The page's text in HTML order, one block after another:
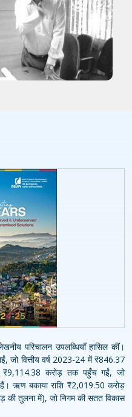
परिचालन उपलब्धियाँ हासिल कीं।
जो वित्तीय वर्ष 2023-24 में ₹846.37
₹9,114.38 करोड़ तक पहुँच गईं, जो
ऋण बकाया राशि ₹2,019.50 करोड़
की तुलना में), जो निगम की सतत विकास